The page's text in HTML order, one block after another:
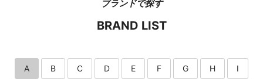
ブランドで探す
BRAND LIST
A B C D E F G H I